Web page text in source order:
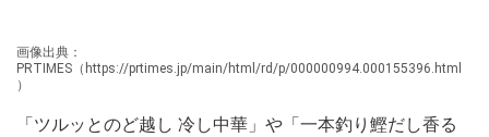
画像出典：
PRTIMES（https://prtimes.jp/main/html/rd/p/000000994.000155396.html
）
「ツルッとのど越し 冷し中華」や「一本釣り鰹だし香る